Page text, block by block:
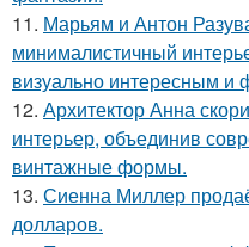
11. Марьям и Антон
минималистичный
визуально интересным и
12. Архитектор Анна
интерьер, объединив
винтажные формы.
13. Сиенна Миллер
долларов.